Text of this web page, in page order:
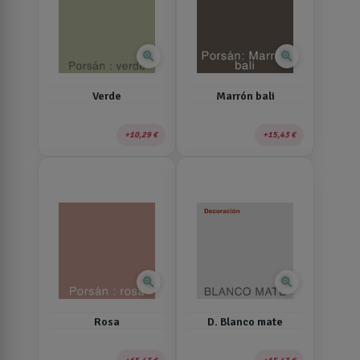
zoom_in
Verde
10,29 €
zoom_in
Marrón bali
15,43 €
zoom_in
Rosa
zoom_in
D. Blanco mate